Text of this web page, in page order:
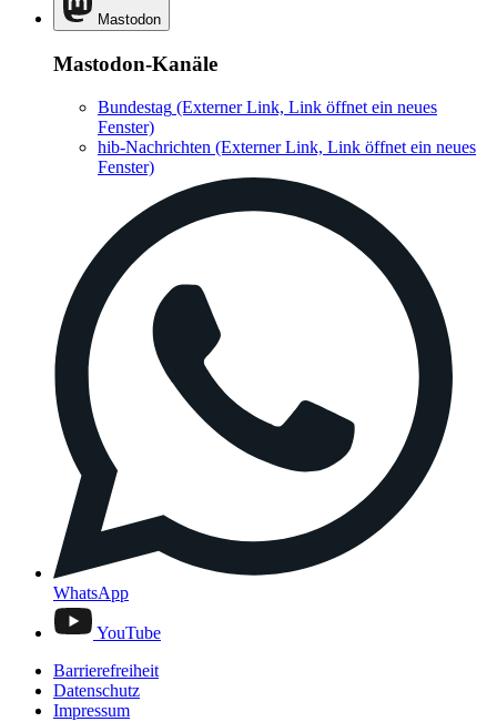
Mastodon
Mastodon-Kanäle
Bundestag (Externer Link, Link öffnet ein neues
Fenster)
hib-Nachrichten (Externer Link, Link öffnet ein neues
Fenster)
WhatsApp
YouTube
Barrierefreiheit
Datenschutz
Impressum